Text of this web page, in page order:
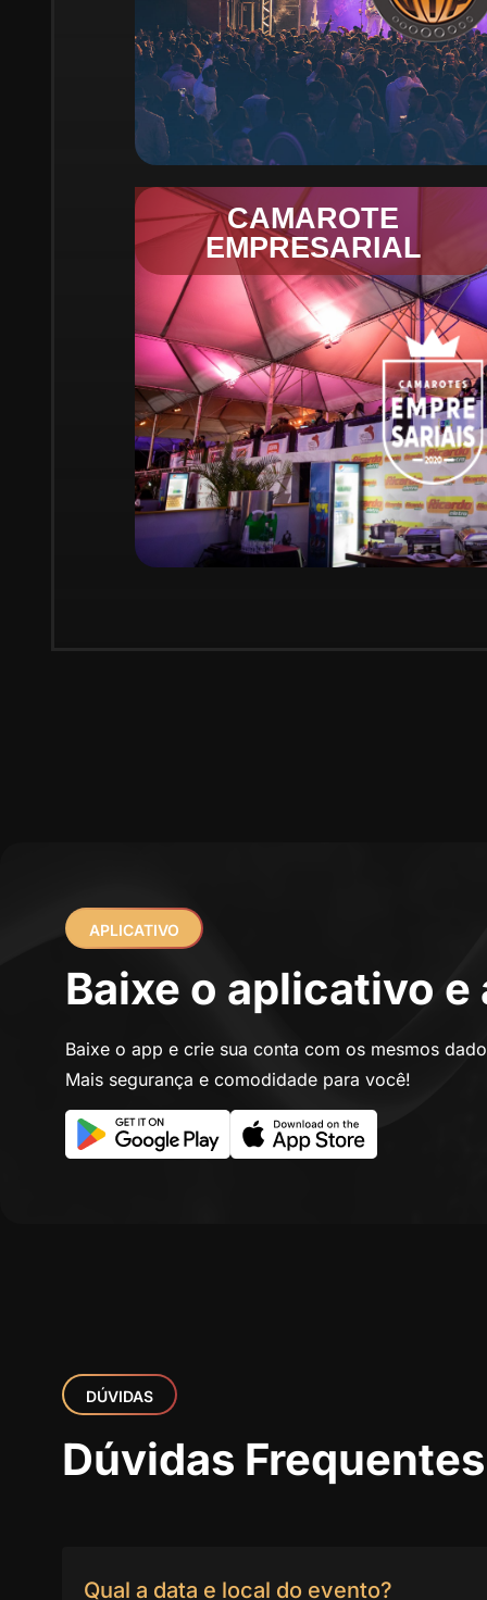
CAMAROTE
EMPRESARIAL
APLICATIVO
Baixe o aplicativo
Baixe o app e crie sua conta com os mesmos
Mais segurança e comodidade para você!
DÚVIDAS
Dúvidas Frequentes
Qual a data e local do evento?